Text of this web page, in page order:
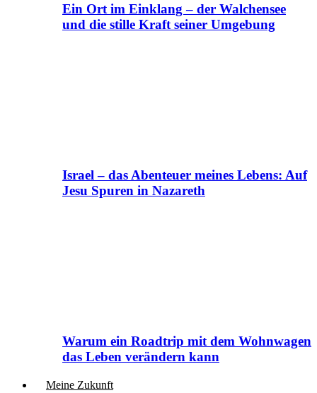
Ein Ort im Einklang – der Walchensee
und die stille Kraft seiner Umgebung
Israel – das Abenteuer meines Lebens: Auf
Jesu Spuren in Nazareth
Warum ein Roadtrip mit dem Wohnwagen
das Leben verändern kann
Meine Zukunft